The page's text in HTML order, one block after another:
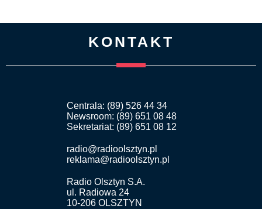
KONTAKT
Centrala: (89) 526 44 34
Newsroom: (89) 651 08 48
Sekretariat: (89) 651 08 12
radio@radioolsztyn.pl
reklama@radioolsztyn.pl
Radio Olsztyn S.A.
ul. Radiowa 24
10-206 OLSZTYN